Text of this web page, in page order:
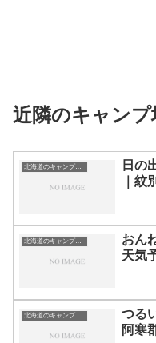
近隣のキャン
北海道のキャンプ場一覧
日の
｜紋
北海道のキャンプ場一覧
おん
天気
北海道のキャンプ場一覧
つる
阿寒